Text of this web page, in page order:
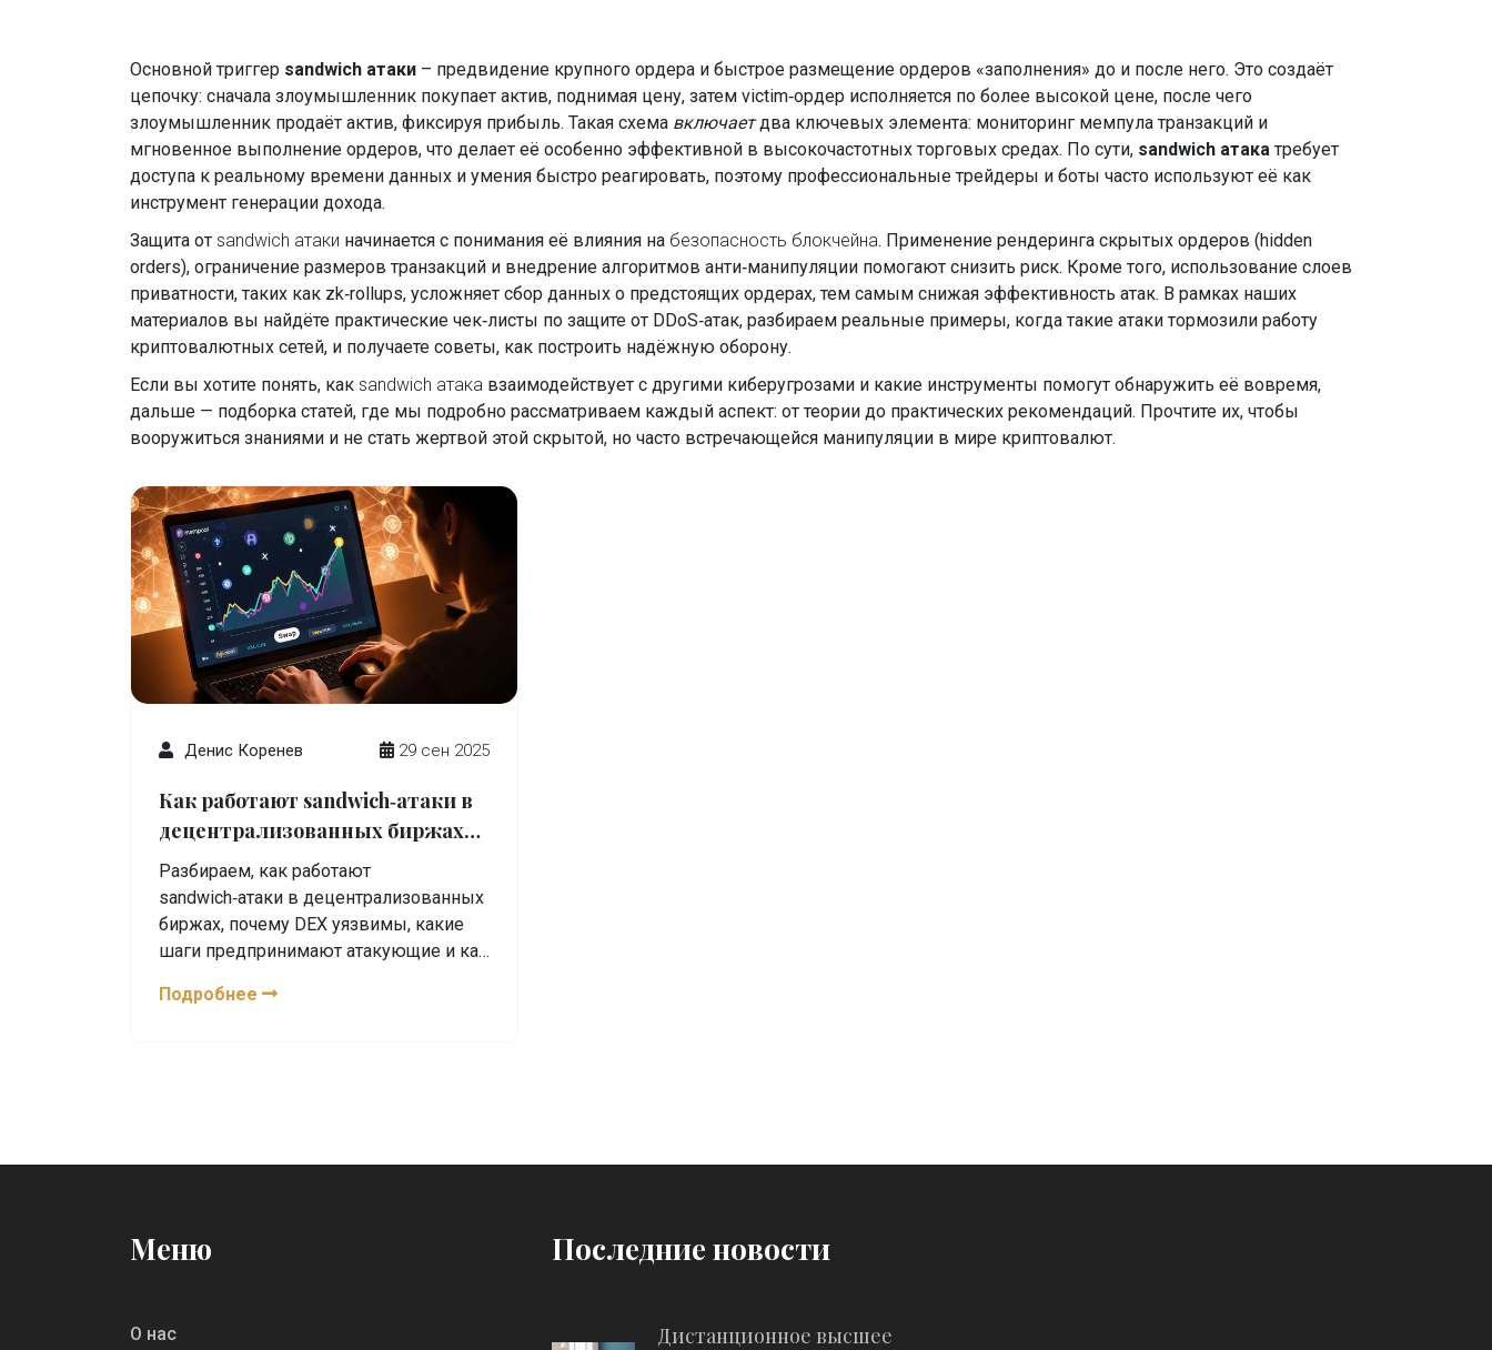
Основной триггер sandwich атаки – предвидение крупного ордера и быстрое размещение ордеров «заполнения» до и после него. Это создаёт
цепочку: сначала злоумышленник покупает актив, поднимая цену, затем victim‑ордeр исполняется по более высокой цене, после чего
злоумышленник продаёт актив, фиксируя прибыль. Такая схема включаетдва ключевых элемента: мониторинг мемпула транзакций и
мгновенное выполнение ордеров, что делает её особенно эффективной в высокочастотных торговых средах. По сути, sandwich атака требует
доступа к реальному времени данных и умения быстро реагировать, поэтому профессиональные трейдеры и боты часто используют её как
инструмент генерации дохода.
Защита от sandwich атаки начинается с понимания её влияния на безопасность блокчейна. Применение рендеринга скрытых ордеров (hidden
orders), ограничение размеров транзакций и внедрение алгоритмов анти‑манипуляции помогают снизить риск. Кроме того, использование слоев
приватности, таких как zk‑rollups, усложняет сбор данных о предстоящих ордерах, тем самым снижая эффективность атак. В рамках наших
материалов вы найдёте практические чек‑листы по защите от DDoS‑атак, разбираем реальные примеры, когда такие атаки тормозили работу
криптовалютных сетей, и получаете советы, как построить надёжную оборону.
Если вы хотите понять, как sandwich атака взаимодействует с другими киберугрозами и какие инструменты помогут обнаружить её вовремя,
дальше — подборка статей, где мы подробно рассматриваем каждый аспект: от теории до практических рекомендаций. Прочтите их, чтобы
вооружиться знаниями и не стать жертвой этой скрытой, но часто встречающейся манипуляции в мире криптовалют.
Денис Коренев 29 сен 2025
Как работают sandwich‑атаки в
децентрализованных биржах
(DEX)
Разбираем, как работают
sandwich‑атаки в децентрализованных
биржах, почему DEX уязвимы, какие
шаги предпринимают атакующие и как
Подробнее
Меню
О нас
Последние новости
Дистанционное высшее